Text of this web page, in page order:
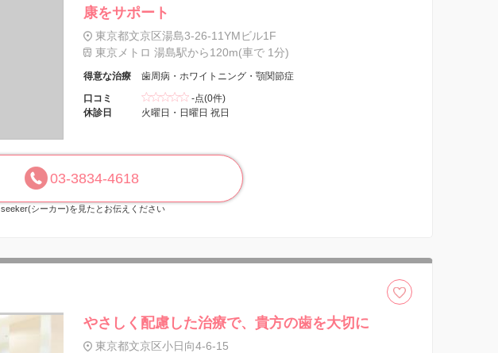
康をサポート
東京都文京区湯島3-26-11YMビル1F
東京メトロ 湯島駅から120m(車で 1分)
得意な治療
歯周病・ホワイトニング・顎関節症
口コミ
-点(0件)
休診日
火曜日・日曜日 祝日
03-3834-4618
seeker(シーカー)を見たとお伝えください
やさしく配慮した治療で、貴方の歯を大切に
東京都文京区小日向4-6-15